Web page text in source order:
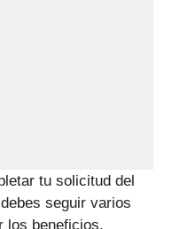
tu solicitud del
seguir varios
los beneficios.